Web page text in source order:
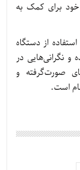
برای کمک به
از دستگاه
نگرانی‌هایی در
صورت‌گرفته و
است.